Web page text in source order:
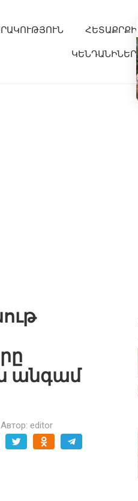
ՀԵՏԱՔՐՔԻՐ
ԿԵՆԴԱՆԻՆԵՐ
անգամ
Автор: editor